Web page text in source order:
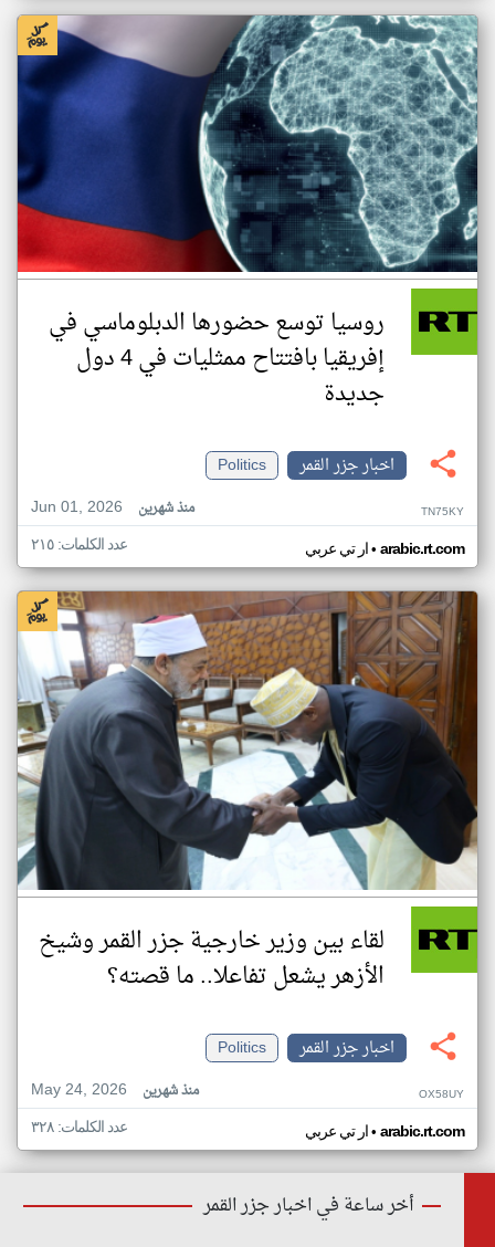
روسيا توسع حضورها الدبلوماسي في
إفريقيا بافتتاح ممثليات في 4 دول
جديدة
اخبار جزر القمر
Politics
Jun 01, 2026
منذ شهرين TN75KY
ار تي عربي• arabic.rt.com عدد الكلمات: ٢١٥
لقاء بين وزير خارجية جزر القمر وشيخ
الأزهر يشعل تفاعلا.. ما قصته؟
اخبار جزر القمر
Politics
May 24, 2026
منذ شهرين OX58UY
ار تي عربي• arabic.rt.com عدد الكلمات: ٣٢٨
أخر ساعة في اخبار جزر القمر